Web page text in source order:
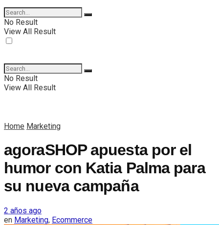
No Result
View All Result
No Result
View All Result
Home Marketing
agoraSHOP apuesta por el
humor con Katia Palma para
su nueva campaña
2 años ago
en Marketing, Ecommerce